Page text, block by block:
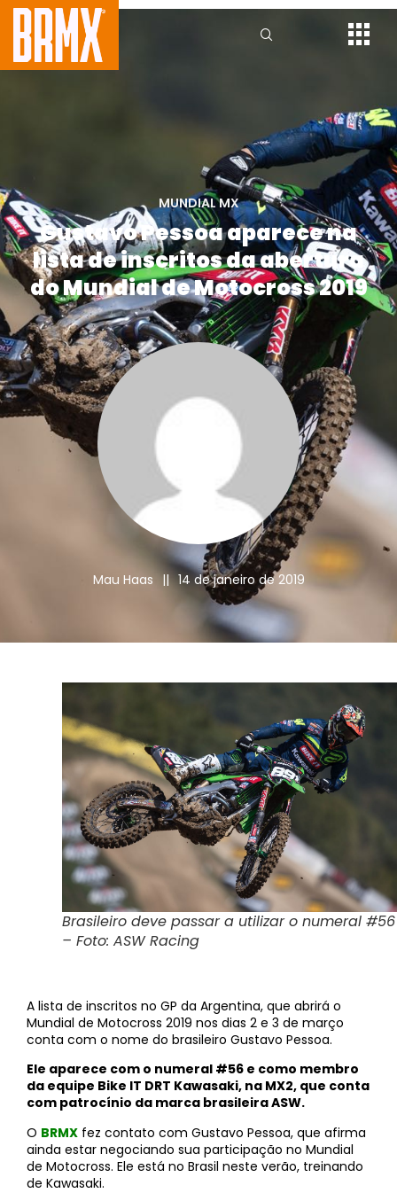
MUNDIAL MX
Gustavo Pessoa aparece na
lista de inscritos da abertura
do Mundial de Motocross 2019
Mau Haas || 14 de janeiro de 2019
Brasileiro deve passar a utilizar o numeral #56
– Foto: ASW Racing
A lista de inscritos no GP da Argentina, que abrirá o
Mundial de Motocross 2019 nos dias 2 e 3 de março
conta com o nome do brasileiro Gustavo Pessoa.
Ele aparece com o numeral #56 e como membro
da equipe Bike IT DRT Kawasaki, na MX2, que conta
com patrocínio da marca brasileira ASW.
O BRMX fez contato com Gustavo Pessoa, que afirma
ainda estar negociando sua participação no Mundial
de Motocross. Ele está no Brasil neste verão, treinando
de Kawasaki.